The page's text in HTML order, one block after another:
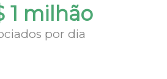
1 milhão
por dia